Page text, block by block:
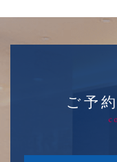
ご予